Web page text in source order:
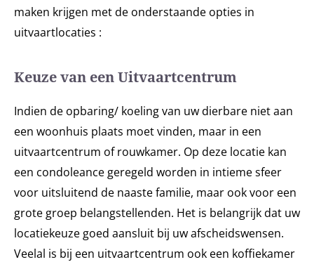
maken krijgen met de onderstaande opties in
uitvaartlocaties :
Keuze van een Uitvaartcentrum
Indien de opbaring/ koeling van uw dierbare niet aan
een woonhuis plaats moet vinden, maar in een
uitvaartcentrum of rouwkamer. Op deze locatie kan
een condoleance geregeld worden in intieme sfeer
voor uitsluitend de naaste familie, maar ook voor een
grote groep belangstellenden. Het is belangrijk dat uw
locatiekeuze goed aansluit bij uw afscheidswensen.
Veelal is bij een uitvaartcentrum ook een koffiekamer